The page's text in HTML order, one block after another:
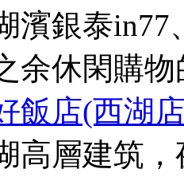
濱銀泰
余休閑購
飯店(西湖
高層建筑